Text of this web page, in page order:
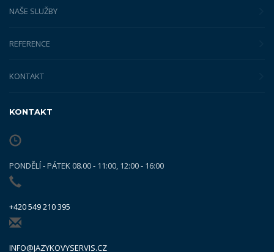
NAŠE SLUŽBY
REFERENCE
KONTAKT
KONTAKT
PONDĚLÍ - PÁTEK 08.00 - 11:00, 12:00 - 16:00
+420 549 210 395
INFO@JAZYKOVYSERVIS.CZ